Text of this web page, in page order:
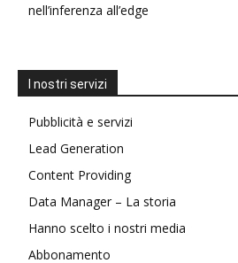
nell’inferenza all’edge
I nostri servizi
Pubblicità e servizi
Lead Generation
Content Providing
Data Manager – La storia
Hanno scelto i nostri media
Abbonamento